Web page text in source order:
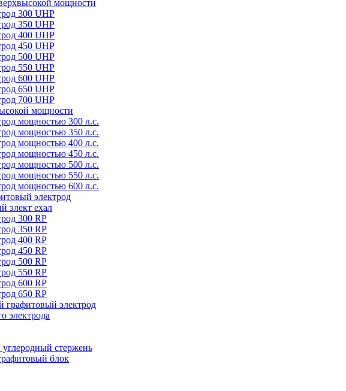
мощности
300 UHP
350 UHP
400 UHP
450 UHP
500 UHP
550 UHP
600 UHP
650 UHP
700 UHP
мощности
мощностью 300 л.с.
мощностью 350 л.с.
мощностью 400 л.с.
мощностью 450 л.с.
мощностью 500 л.с.
мощностью 550 л.с.
мощностью 600 л.с.
электрод
элект ехал
300 RP
350 RP
400 RP
450 RP
500 RP
550 RP
600 RP
650 RP
электрод
электрода
стержень
блок